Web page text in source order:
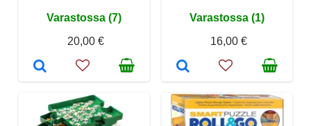
Varastossa (7)
20,00 €
Varastossa (1)
16,00 €